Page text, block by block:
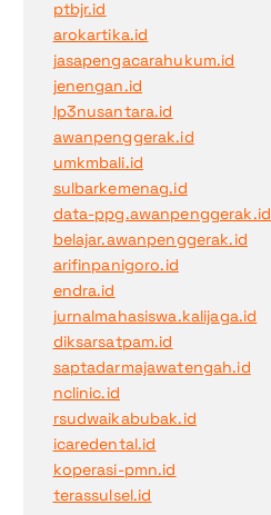
ptbjr.id
arokartika.id
jasapengacarahukum.id
jenengan.id
lp3nusantara.id
awanpenggerak.id
umkmbali.id
sulbarkemenag.id
data-ppg.awanpenggerak.id
belajar.awanpenggerak.id
arifinpanigoro.id
endra.id
jurnalmahasiswa.kalijaga.id
diksarsatpam.id
saptadarmajawatengah.id
nclinic.id
rsudwaikabubak.id
icaredental.id
koperasi-pmn.id
terassulsel.id